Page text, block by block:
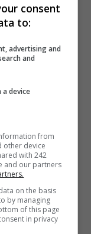
consent
to:
advertising and
and
device
from
other device
with 242
and our partners
on the basis
by managing
of this page
in privacy